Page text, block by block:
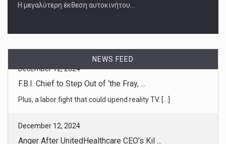
Η μεγαλύτερη έκθεση αυτοκινήτου…
NEWS FEED
December 12, 2024
Anger After UnitedHealthcare CEO’s Kil ...
described being anxi [...]